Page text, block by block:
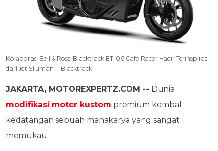
Kolaborasi Bell & Ross, Blacktrack BT-06 Cafe Racer Hadir Terinspirasi
dari Jet Siluman---Blacktrack
JAKARTA, MOTOREXPERTZ.COM -- Dunia
modifikasi motor kustom premium kembali
kedatangan sebuah mahakarya yang sangat
memukau.